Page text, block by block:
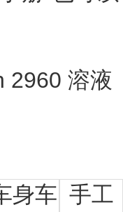
2960 溶液
身车 手工